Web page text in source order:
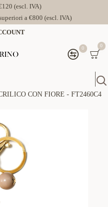
(escl. IVA)
a €800 (escl. IVA)
0 0
CON FIORE - FT2460C4